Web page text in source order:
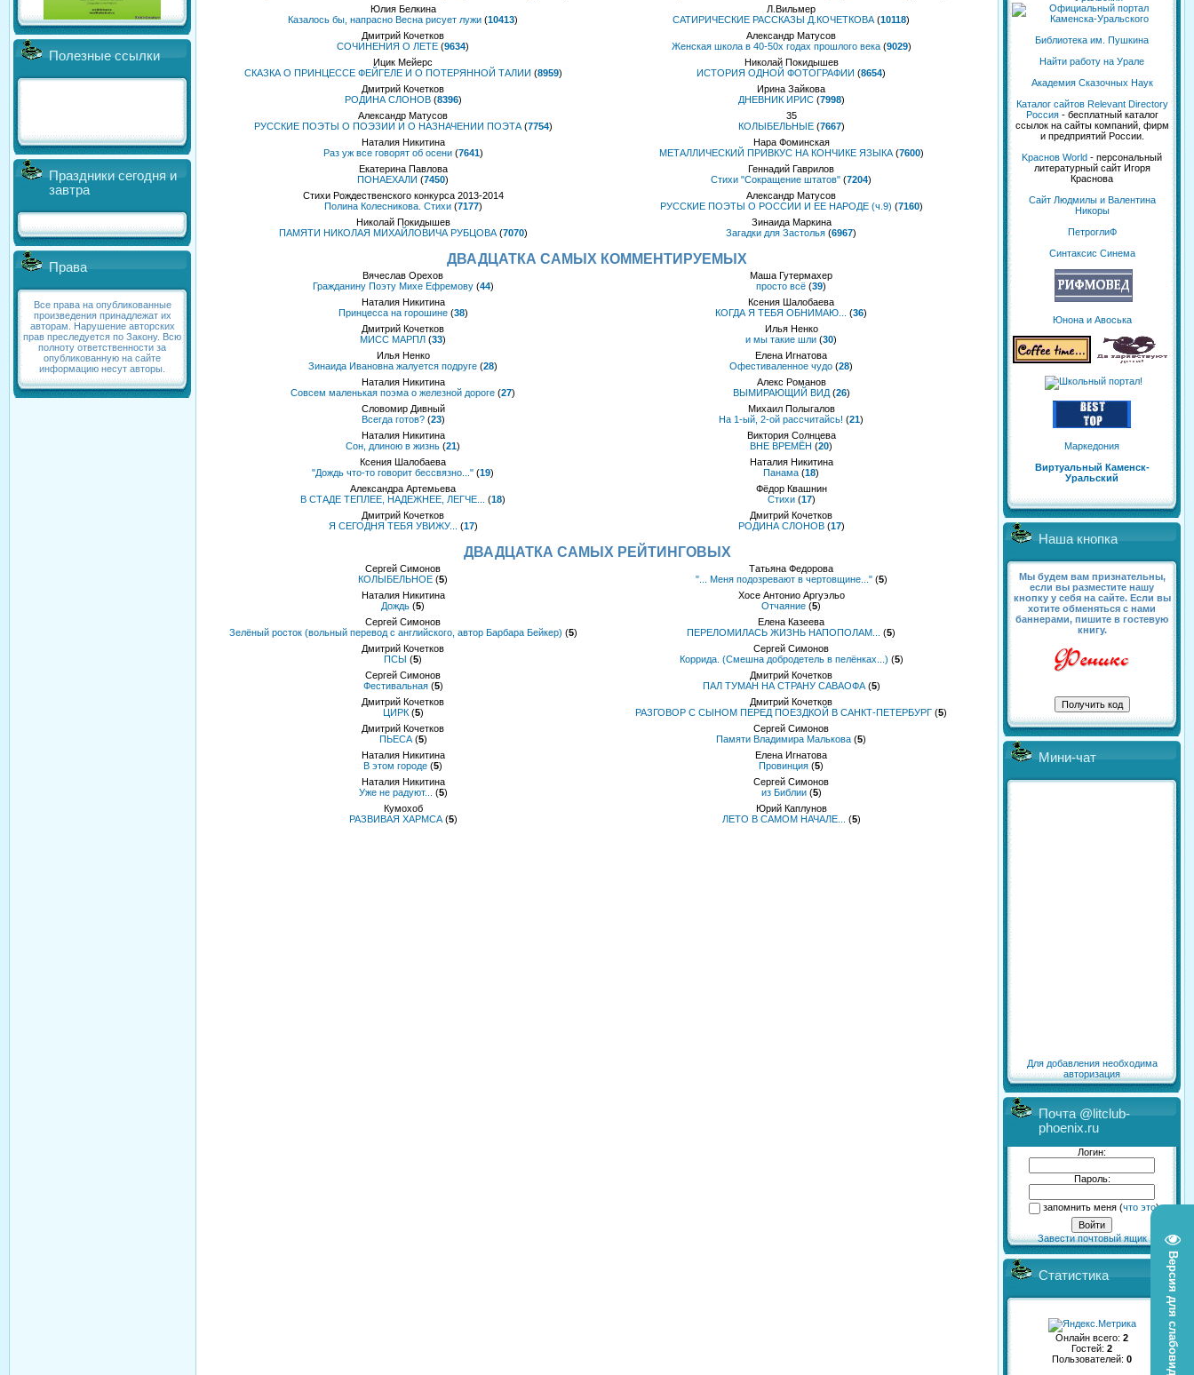
Версия для слабовидящих
Полезные ссылки
Праздники сегодня и
завтра
Права
Все права на опубликованные
произведения принадлежат их
авторам. Нарушение авторских
прав преследуется по Закону. Всю
полноту ответственности за
опубликованную на сайте
информацию несут авторы.
Юлия Белкина
Казалось бы, напрасно Весна рисует лужи (10413)
Л.Вильмер
САТИРИЧЕСКИЕ РАССКАЗЫ Д.КОЧЕТКОВА (10118)
Дмитрий Кочетков
СОЧИНЕНИЯ О ЛЕТЕ (9634)
Александр Матусов
Женская школа в 40-50х годах прошлого века (9029)
Ицик Мейерс
СКАЗКА О ПРИНЦЕССЕ ФЕЙГЕЛЕ И О ПОТЕРЯННОЙ ТАЛИИ (8959)
Николай Покидышев
ИСТОРИЯ ОДНОЙ ФОТОГРАФИИ (8654)
Дмитрий Кочетков
РОДИНА СЛОНОВ (8396)
Ирина Зайкова
ДНЕВНИК ИРИС (7998)
Александр Матусов
РУССКИЕ ПОЭТЫ О ПОЭЗИИ И О НАЗНАЧЕНИИ ПОЭТА (7754)
35
КОЛЫБЕЛЬНЫЕ (7667)
Наталия Никитина
Раз уж все говорят об осени (7641)
Нара Фоминская
МЕТАЛЛИЧЕСКИЙ ПРИВКУС НА КОНЧИКЕ ЯЗЫКА (7600)
Екатерина Павлова
ПОНАЕХАЛИ (7450)
Геннадий Гаврилов
Стихи "Сокращение штатов" (7204)
Стихи Рождественского конкурса 2013-2014
Полина Колесникова. Стихи (7177)
Александр Матусов
РУССКИЕ ПОЭТЫ О РОССИИ И ЕЕ НАРОДЕ (ч.9) (7160)
Николай Покидышев
ПАМЯТИ НИКОЛАЯ МИХАЙЛОВИЧА РУБЦОВА (7070)
Зинаида Маркина
Загадки для Застолья (6967)
ДВАДЦАТКА САМЫХ КОММЕНТИРУЕМЫХ
Вячеслав Орехов
Гражданину Поэту Михе Ефремову (44)
Маша Гутермахер
просто всё (39)
Наталия Никитина
Принцесса на горошине (38)
Ксения Шалобаева
КОГДА Я ТЕБЯ ОБНИМАЮ...
(36)
Дмитрий Кочетков
МИСС МАРПЛ (33)
Илья Ненко
и мы такие шли (30)
Илья Ненко
Зинаида Ивановна жалуется подруге (28)
Елена Игнатова
Офестиваленное чудо (28)
Наталия Никитина
Совсем маленькая поэма о железной дороге (27)
Алекс Романов
ВЫМИРАЮЩИЙ ВИД (26)
Словомир Дивный
Всегда готов? (23)
Михаил Полыгалов
На 1-ый, 2-ой рассчитайсь! (21)
Наталия Никитина
Сон, длиною в жизнь (21)
Виктория Солнцева
ВНЕ ВРЕМЁН (20)
Ксения Шалобаева
"Дождь что-то говорит бессвязно..." (19)
Наталия Никитина
Панама (18)
Александра Артемьева
В СТАДЕ ТЕПЛЕЕ, НАДЕЖНЕЕ, ЛЕГЧЕ...
(18)
Фёдор Квашнин
Стихи (17)
Дмитрий Кочетков
Я СЕГОДНЯ ТЕБЯ УВИЖУ...
(17)
Дмитрий Кочетков
РОДИНА СЛОНОВ (17)
ДВАДЦАТКА САМЫХ РЕЙТИНГОВЫХ
Сергей Симонов
КОЛЫБЕЛЬНОЕ (5)
Татьяна Федорова
"... Меня подозревают в чертовщине..." (5)
Наталия Никитина
Дождь (5)
Хосе Антонио Аргуэльо
Отчаяние (5)
Сергей Симонов
Зелёный росток (вольный перевод с английского, автор Барбара Бейкер) (5)
Елена Казеева
ПЕРЕЛОМИЛАСЬ ЖИЗНЬ НАПОПОЛАМ...
(5)
Дмитрий Кочетков
ПСЫ (5)
Сергей Симонов
Коррида. (Смешна добродетель в пелёнках...) (5)
Сергей Симонов
Фестивальная (5)
Дмитрий Кочетков
ПАЛ ТУМАН НА СТРАНУ САВАОФА (5)
Дмитрий Кочетков
ЦИРК (5)
Дмитрий Кочетков
РАЗГОВОР С СЫНОМ ПЕРЕД ПОЕЗДКОЙ В САНКТ-ПЕТЕРБУРГ (5)
Дмитрий Кочетков
ПЬЕСА (5)
Сергей Симонов
Памяти Владимира Малькова (5)
Наталия Никитина
В этом городе (5)
Елена Игнатова
Провинция (5)
Наталия Никитина
Уже не радуют...
(5)
Сергей Симонов
из Библии (5)
Кумохоб
РАЗВИВАЯ ХАРМСА (5)
Юрий Каплунов
ЛЕТО В САМОМ НАЧАЛЕ...
(5)
Библиотека им. Пушкина
Найти работу на Урале
Академия Сказочных Наук
Каталог сайтов Relevant Directory
Россия- бесплатный каталог
ссылок на сайты компаний, фирм
и предприятий России.
Kраснов World - персональный
литературный сайт Игоря
Краснова
Сайт Людмилы и Валентина
Никоры
ПетроглиФ
Синтаксис Синема
Юнона и Авоська
Маркедония
Виртуальный Каменск-
Уральский
Наша кнопка
Мы будем вам признательны,
если вы разместите нашу
кнопку у себя на сайте. Если вы
хотите обменяться с нами
баннерами, пишите в гостевую
книгу.
Мини-чат
Для добавления необходима
авторизация
Почта @litclub-
phoenix.ru
Логин:
Пароль:
запомнить меня(что это)
Завести почтовый ящик
Статистика
Онлайн всего: 2
Гостей: 2
Пользователей: 0